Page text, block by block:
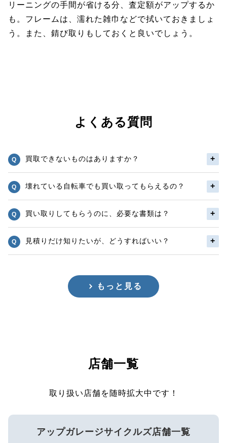
リーニングの手間が省ける分、査定額がアップするか
も。フレームは、濡れた雑巾などで拭いておきましょ
う。また、錆び取りもしておくと良いでしょう。
よくある質問
買取できないものはありますか？
壊れている自転車でも買い取ってもらえるの？
買い取りしてもらうのに、必要な書類は？
見積りだけ知りたいが、どうすればいい？
もっと見る
店舗一覧
取り扱い店舗を随時拡大中です！
アップガレージサイクルズ店舗一覧